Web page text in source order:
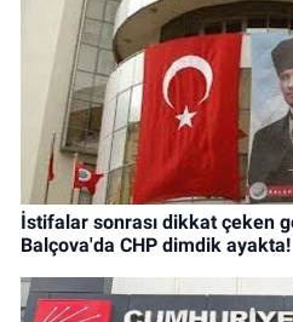
İstifalar sonrası dikkat çeken
Balçova'da CHP dimdik ayakta!